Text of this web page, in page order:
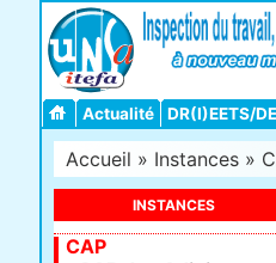
Actualité DR(I)EETS/
Accueil » Instances »
INSTANCES
CAP